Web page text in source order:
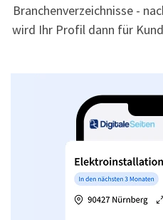
Branchenverzeichnisse -
wird Ihr Profil dann für